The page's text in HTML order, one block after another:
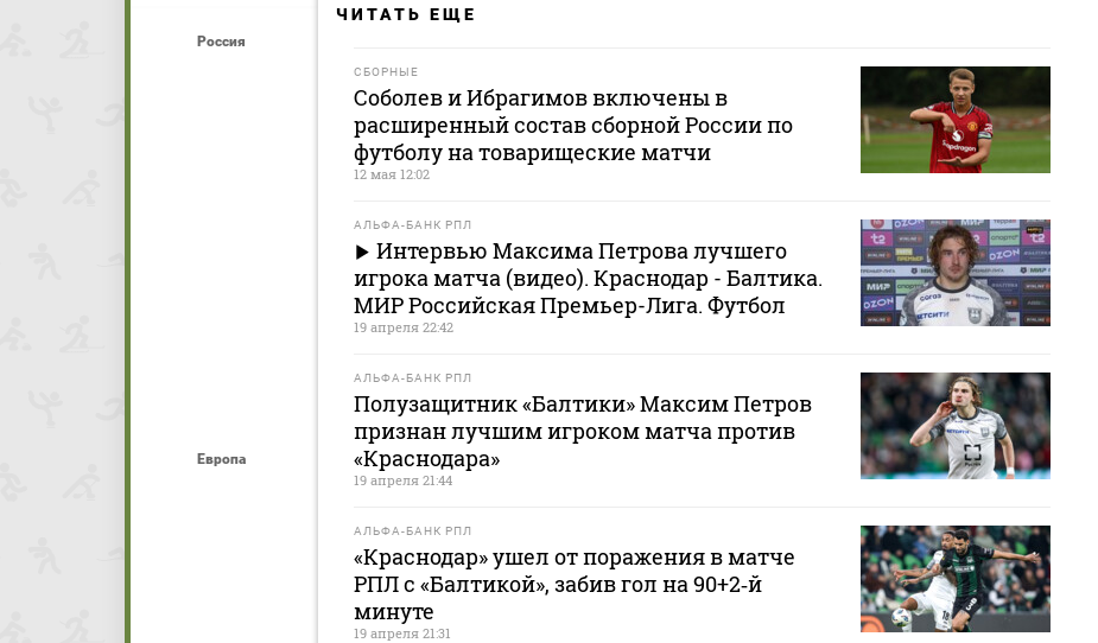
Россия
Европа
ЧИТАТЬ ЕЩЕ
СБОРНЫЕ
Соболев и Ибрагимов включены в
расширенный состав сборной России по
футболу на товарищеские матчи
12 мая 12:02
АЛЬФА-БАНК РПЛ
Интервью Максима Петрова лучшего
игрока матча (видео). Краснодар - Балтика.
МИР Российская Премьер-Лига. Футбол
19 апреля 22:42
АЛЬФА-БАНК РПЛ
Полузащитник «Балтики» Максим Петров
признан лучшим игроком матча против
«Краснодара»
19 апреля 21:44
АЛЬФА-БАНК РПЛ
«Краснодар» ушел от поражения в матче
РПЛ с «Балтикой», забив гол на 90+2‑й
минуте
19 апреля 21:31